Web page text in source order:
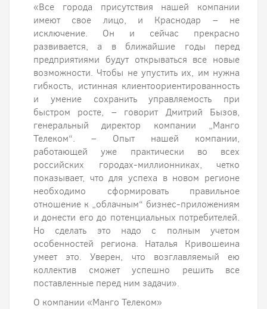
«Все города присутствия нашей компании
имеют свое лицо, и Краснодар – не
исключение. Он и сейчас прекрасно
развивается, а в ближайшие годы перед
предприятиями будут открываться все новые
возможности. Чтобы не упустить их, им нужна
гибкость, истинная клиентоориентированность
и умение сохранить управляемость при
быстром росте, – говорит Дмитрий Бызов,
генеральный директор компании „Манго
Телеком“. – Опыт нашей компании,
работающей уже практически во всех
российских городах-миллионниках, четко
показывает, что для успеха в новом регионе
необходимо сформировать правильное
отношение к „облачным“ бизнес-приложениям
и донести его до потенциальных потребителей.
Но сделать это надо с полным учетом
особенностей региона. Наталья Кривошеина
умеет это. Уверен, что возглавляемый ею
коллектив сможет успешно решить все
поставленные перед ним задачи».
О компании «Манго Телеком»